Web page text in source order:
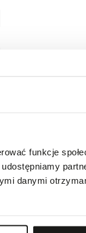
funkcje
danymi